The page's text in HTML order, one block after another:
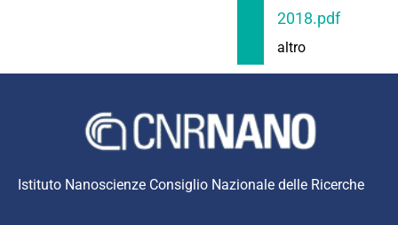
2018.pdf
altro
Istituto Nanoscienze Consiglio Nazionale delle Ricerche